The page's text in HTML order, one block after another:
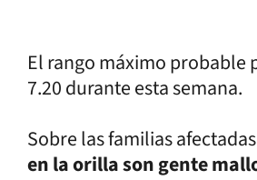
El rango máximo probable
7.20 durante esta semana.
Sobre las familias
en la orilla son gente